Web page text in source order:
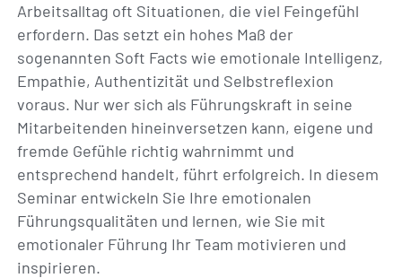
Arbeitsalltag oft Situationen, die viel Feingefühl
erfordern. Das setzt ein hohes Maß der
sogenannten Soft Facts wie emotionale Intelligenz,
Empathie, Authentizität und Selbstreflexion
voraus. Nur wer sich als Führungskraft in seine
Mitarbeitenden hineinversetzen kann, eigene und
fremde Gefühle richtig wahrnimmt und
entsprechend handelt, führt erfolgreich. In diesem
Seminar entwickeln Sie Ihre emotionalen
Führungsqualitäten und lernen, wie Sie mit
emotionaler Führung Ihr Team motivieren und
inspirieren.